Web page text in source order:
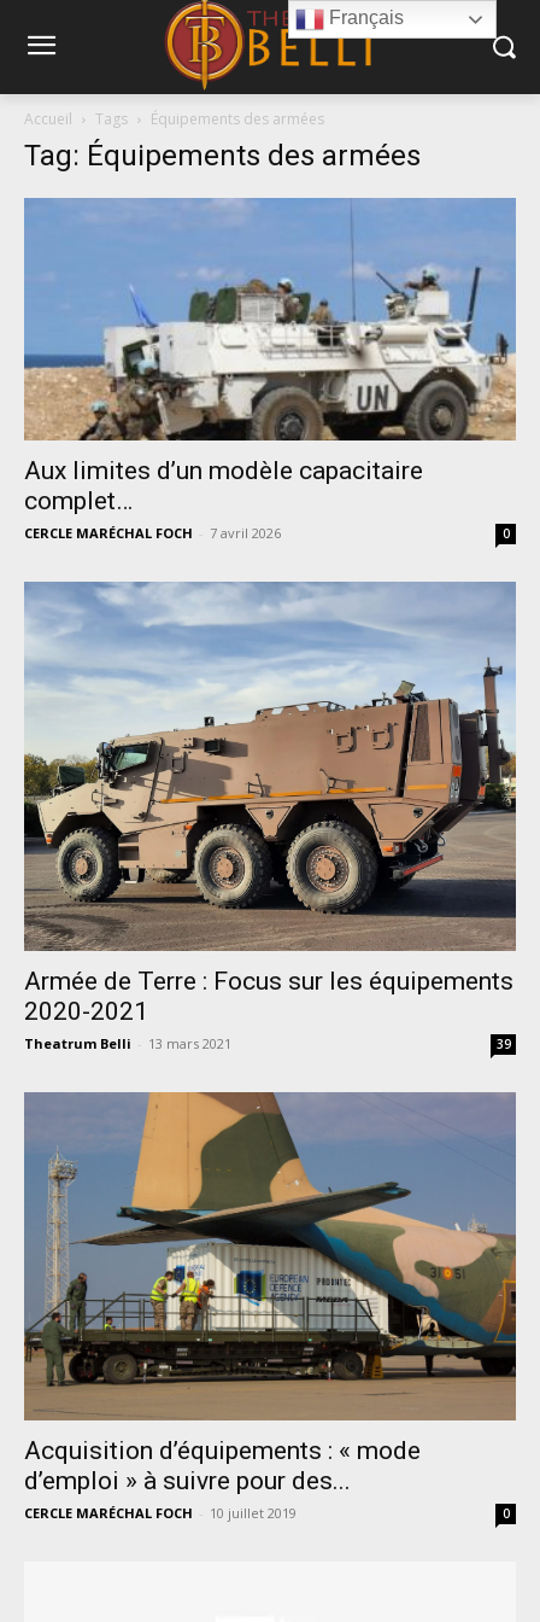
Accueil Tags Équipements des armées
Tag: Équipements des armées
Aux limites d’un modèle capacitaire
complet…
CERCLE MARÉCHAL FOCH - 7 avril 2026 0
Armée de Terre : Focus sur les équipements
2020-2021
Theatrum Belli - 13 mars 2021 39
Acquisition d’équipements : « mode
d’emploi » à suivre pour des...
CERCLE MARÉCHAL FOCH - 10 juillet 2019 0
Français